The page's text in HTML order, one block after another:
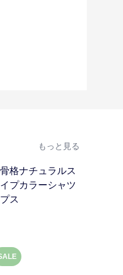
もっと見る